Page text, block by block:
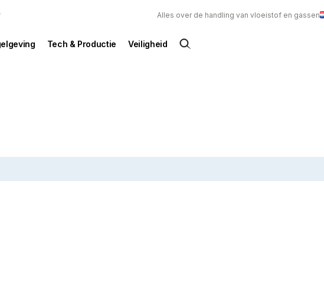
Alles over de handling van vloeistof en gassen
Tech & Productie Veiligheid